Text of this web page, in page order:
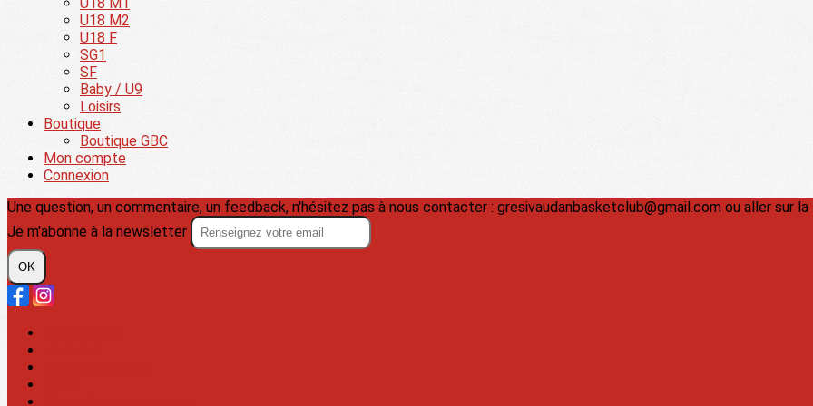
U18 M2
U18 F
SG1
SF
Baby / U9
Loisirs
Boutique
Boutique GBC
Mon compte
Connexion
Une question, un commentaire, un feedback, n'hésitez pas à nous contacter : gresivaudanbasketclub@gmail.com ou aller sur la
Je m'abonne à la newsletter
OK